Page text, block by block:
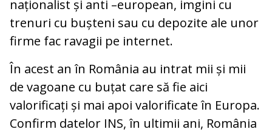
naționalist și anti –european, imgini cu
trenuri cu bușteni sau cu depozite ale unor
firme fac ravagii pe internet.
În acest an în România au intrat mii și mii
de vagoane cu buțat care să fie aici
valorificați și mai apoi valorificate în Europa.
Confirm datelor INS, în ultimii ani, România